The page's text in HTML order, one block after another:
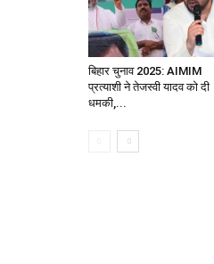
बिहार चुनाव 2025: AIMIM
प्रत्याशी ने तेजस्वी यादव को दी
धमकी,...